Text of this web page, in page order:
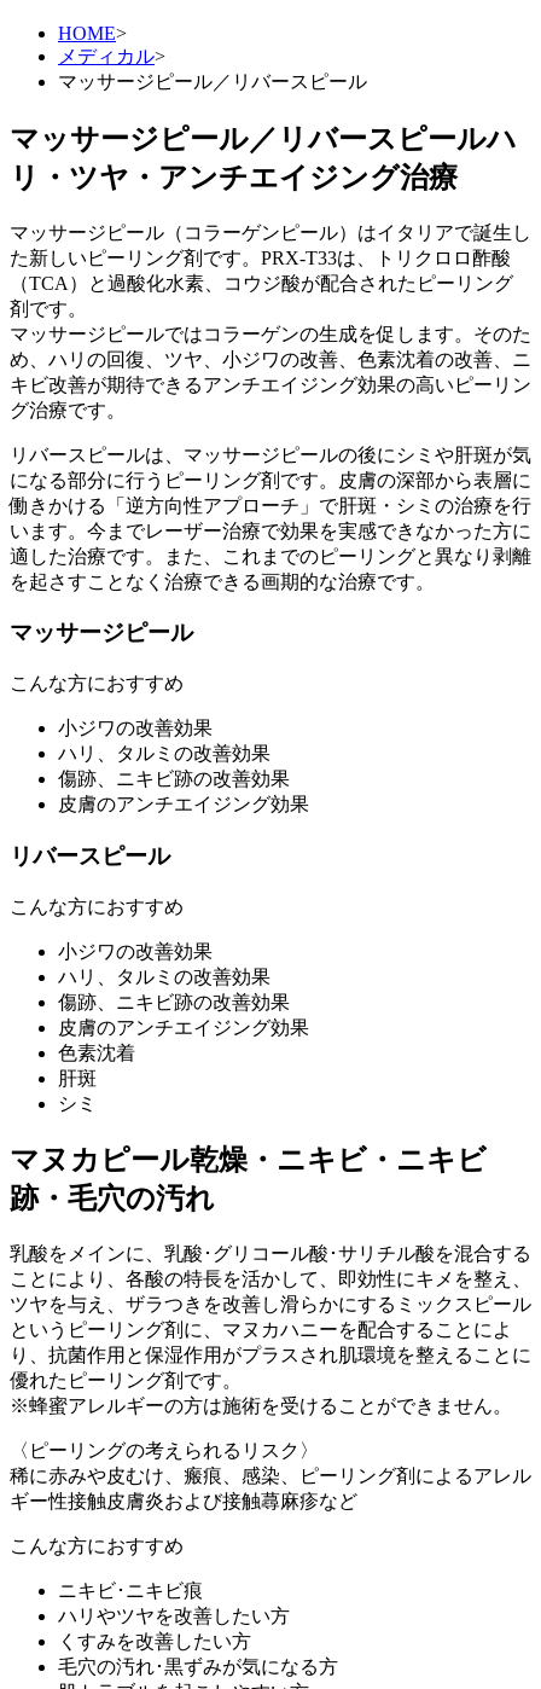
HOME>
メディカル>
マッサージピール／リバースピール
マッサージピール／リバースピールハ
リ・ツヤ・アンチエイジング治療
マッサージピール（コラーゲンピール）はイタリアで誕生し
た新しいピーリング剤です。PRX-T33は、トリクロロ酢酸
（TCA）と過酸化水素、コウジ酸が配合されたピーリング
剤です。
マッサージピールではコラーゲンの生成を促します。そのた
め、ハリの回復、ツヤ、小ジワの改善、色素沈着の改善、ニ
キビ改善が期待できるアンチエイジング効果の高いピーリン
グ治療です。
リバースピールは、マッサージピールの後にシミや肝斑が気
になる部分に行うピーリング剤です。皮膚の深部から表層に
働きかける「逆方向性アプローチ」で肝斑・シミの治療を行
います。今までレーザー治療で効果を実感できなかった方に
適した治療です。また、これまでのピーリングと異なり剥離
を起さすことなく治療できる画期的な治療です。
マッサージピール
こんな方におすすめ
小ジワの改善効果
ハリ、タルミの改善効果
傷跡、ニキビ跡の改善効果
皮膚のアンチエイジング効果
リバースピール
こんな方におすすめ
小ジワの改善効果
ハリ、タルミの改善効果
傷跡、ニキビ跡の改善効果
皮膚のアンチエイジング効果
色素沈着
肝斑
シミ
マヌカピール乾燥・ニキビ・ニキビ
跡・毛穴の汚れ
乳酸をメインに、乳酸･グリコール酸･サリチル酸を混合する
ことにより、各酸の特長を活かして、即効性にキメを整え、
ツヤを与え、ザラつきを改善し滑らかにするミックスピール
というピーリング剤に、マヌカハニーを配合することによ
り、抗菌作用と保湿作用がプラスされ肌環境を整えることに
優れたピーリング剤です。
※蜂蜜アレルギーの方は施術を受けることができません。
〈ピーリングの考えられるリスク〉
稀に赤みや皮むけ、瘢痕、感染、ピーリング剤によるアレル
ギー性接触皮膚炎および接触蕁麻疹など
こんな方におすすめ
ニキビ･ニキビ痕
ハリやツヤを改善したい方
くすみを改善したい方
毛穴の汚れ･黒ずみが気になる方